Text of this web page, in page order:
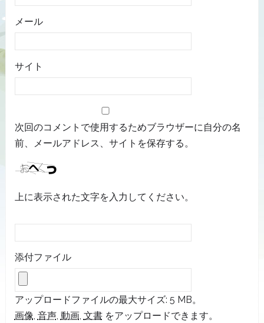
メール
サイト
次回のコメントで使用するためブラウザーに自分の名
前、メールアドレス、サイトを保存する。
上に表示された文字を入力してください。
添付ファイル
アップロードファイルの最大サイズ: 5 MB。
画像, 音声, 動画, 文書をアップロードできます。